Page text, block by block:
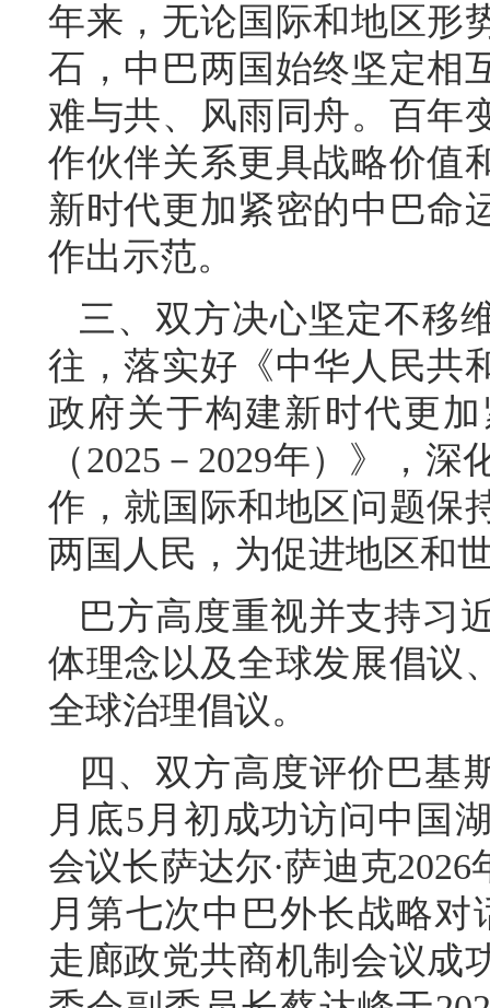
年来，无论国际和地区形
石，中巴两国始终坚定相
难与共、风雨同舟。百年
作伙伴关系更具战略价值
新时代更加紧密的中巴命
作出示范。
三、双方决心坚定不移
往，落实好《中华人民共
政府关于构建新时代更
（2025－2029年）》，
作，就国际和地区问题保
两国人民，为促进地区和
巴方高度重视并支持习
体理念以及全球发展倡议
全球治理倡议。
四、双方高度评价巴基
月底5月初成功访问中国
会议长萨达尔·萨迪克
月第七次中巴外长战略
走廊政党共商机制会议成